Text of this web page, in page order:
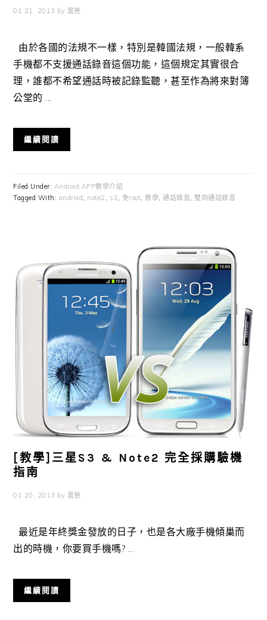
01 21, 2013 by 雲爸
由於各國的法規不一樣，特別是韓國法規，一般韓系
手機都不支援通話錄音這個功能，這個規定其實很合
理，誰都不希望通話時被記錄監聽，甚至作為將來對簿
公堂的 ...
繼續閱讀
Filed Under: Android APP教學介紹
Tagged With: android , note2 , s3 , 免root,教學,通話錄音,雙向通話錄音
[教學]三星S3 & Note2 完全採購驗機
指南
01 20, 2013 by 雲爸
最近是年終獎金發放的日子，也是各大廠手機傾巢而
出的時機，你要買手機嗎? ...
繼續閱讀